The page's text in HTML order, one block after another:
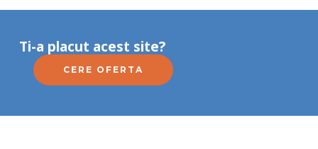
Ti-a placut acest site?
CERE OFERTA